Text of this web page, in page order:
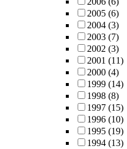
2005 (6)
2004 (3)
2003 (7)
2002 (3)
2001 (11)
2000 (4)
1999 (14)
1998 (8)
1997 (15)
1996 (10)
1995 (19)
1994 (13)